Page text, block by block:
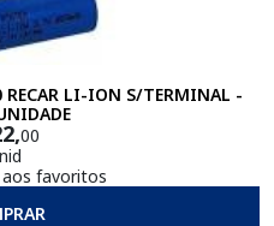
RECAR LI-ION S/TERMINAL -
00
favoritos